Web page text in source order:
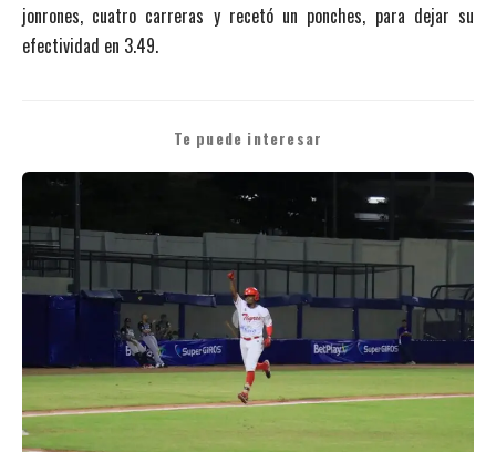
jonrones, cuatro carreras y recetó un ponches, para dejar su
efectividad en 3.49.
Te puede interesar